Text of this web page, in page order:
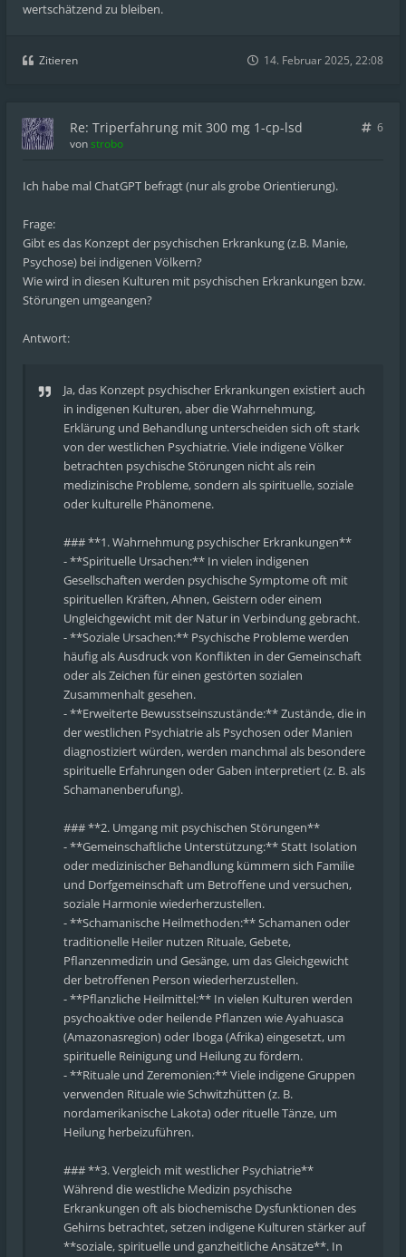
wertschätzend zu bleiben.
Zitieren 14. Februar 2025, 22:08
Re: Triperfahrung mit 300 mg 1-cp-lsd
6
vonstrobo
Ich habe mal ChatGPT befragt (nur als grobe Orientierung).
Frage:
Gibt es das Konzept der psychischen Erkrankung (z.B. Manie,
Psychose) bei indigenen Völkern?
Wie wird in diesen Kulturen mit psychischen Erkrankungen bzw.
Störungen umgeangen?
Antwort:
Ja, das Konzept psychischer Erkrankungen existiert auch
in indigenen Kulturen, aber die Wahrnehmung,
Erklärung und Behandlung unterscheiden sich oft stark
von der westlichen Psychiatrie. Viele indigene Völker
betrachten psychische Störungen nicht als rein
medizinische Probleme, sondern als spirituelle, soziale
oder kulturelle Phänomene.
### **1. Wahrnehmung psychischer Erkrankungen**
- **Spirituelle Ursachen:** In vielen indigenen
Gesellschaften werden psychische Symptome oft mit
spirituellen Kräften, Ahnen, Geistern oder einem
Ungleichgewicht mit der Natur in Verbindung gebracht.
- **Soziale Ursachen:** Psychische Probleme werden
häufig als Ausdruck von Konflikten in der Gemeinschaft
oder als Zeichen für einen gestörten sozialen
Zusammenhalt gesehen.
- **Erweiterte Bewusstseinszustände:** Zustände, die in
der westlichen Psychiatrie als Psychosen oder Manien
diagnostiziert würden, werden manchmal als besondere
spirituelle Erfahrungen oder Gaben interpretiert (z. B. als
Schamanenberufung).
### **2. Umgang mit psychischen Störungen**
- **Gemeinschaftliche Unterstützung:** Statt Isolation
oder medizinischer Behandlung kümmern sich Familie
und Dorfgemeinschaft um Betroffene und versuchen,
soziale Harmonie wiederherzustellen.
- **Schamanische Heilmethoden:** Schamanen oder
traditionelle Heiler nutzen Rituale, Gebete,
Pflanzenmedizin und Gesänge, um das Gleichgewicht
der betroffenen Person wiederherzustellen.
- **Pflanzliche Heilmittel:** In vielen Kulturen werden
psychoaktive oder heilende Pflanzen wie Ayahuasca
(Amazonasregion) oder Iboga (Afrika) eingesetzt, um
spirituelle Reinigung und Heilung zu fördern.
- **Rituale und Zeremonien:** Viele indigene Gruppen
verwenden Rituale wie Schwitzhütten (z. B.
nordamerikanische Lakota) oder rituelle Tänze, um
Heilung herbeizuführen.
### **3. Vergleich mit westlicher Psychiatrie**
Während die westliche Medizin psychische
Erkrankungen oft als biochemische Dysfunktionen des
Gehirns betrachtet, setzen indigene Kulturen stärker auf
**soziale, spirituelle und ganzheitliche Ansätze**. In